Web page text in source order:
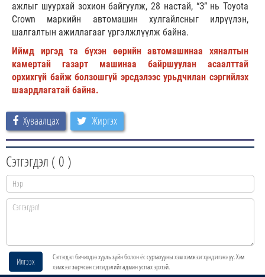
ажлыг шуурхай зохион байгуулж, 28 настай, “З” нь Toyota
Crown маркийн автомашин хулгайлсныг илрүүлэн,
шалгалтын ажиллагааг үргэлжлүүлж байна.
Иймд иргэд та бүхэн өөрийн автомашинаа хяналтын
камертай газарт машинаа байршуулан асаалттай
орхихгүй байж болзошгүй эрсдэлээс урьдчилан сэргийлэх
шаардлагатай байна.
Хуваалцах Жиргэх
Сэтгэгдэл ( 0 )
Илгээх
Сэтгэгдэл бичихдээ хууль зүйн болон ёс суртахууны хэм хэмжээг хүндэтгэнэ үү. Хэм
хэмжээг зөрчсөн сэтгэгдэлийг админ устгах эрхтэй.